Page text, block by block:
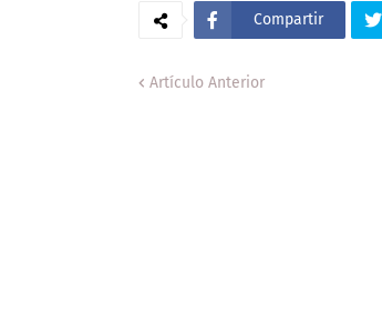
Compartir
Artículo Anterior